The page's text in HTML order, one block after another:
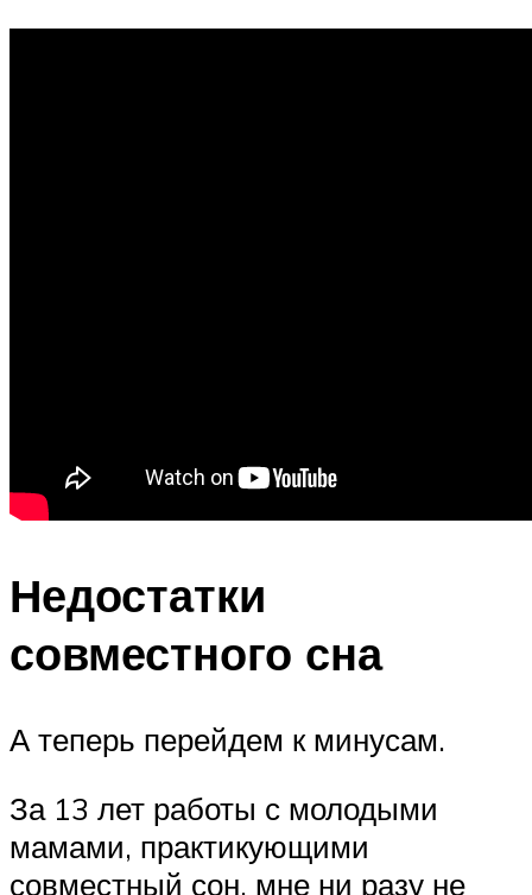
Недостатки
совместного сна
А теперь перейдем к минусам.
За 13 лет работы с молодыми
мамами, практикующими
совместный сон, мне ни разу не